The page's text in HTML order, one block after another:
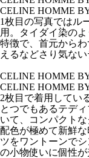
CELINE HOMME
1枚目の写真ではル
用。タイダイ染の
特徴で、首元から
えるなどさり気な
CELINE HOMME
CELINE HOMME
2枚目で着用してい
とつでもあるテデ
いて、コンパクト
配色が極めて新鮮
ツをワントーンで
の小物使いに個性が